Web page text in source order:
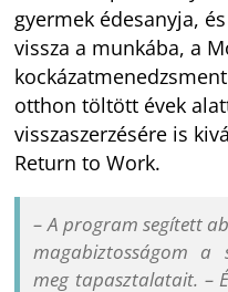
gyermek édesanyja,
vissza a munkába, a
otthon töltött évek
visszaszerzésére is
Return to Work.
– A program segített
magabiztosságom a
meg tapasztalatait. –